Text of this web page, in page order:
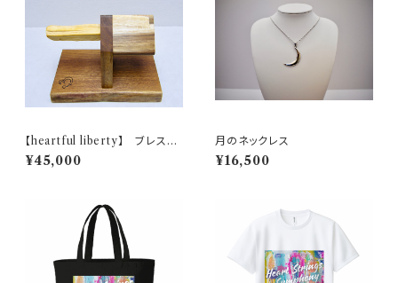
【heartful liberty】 ブレスレ
ット・時計ホルダー （大）
¥45,000
月のネックレス
¥16,500